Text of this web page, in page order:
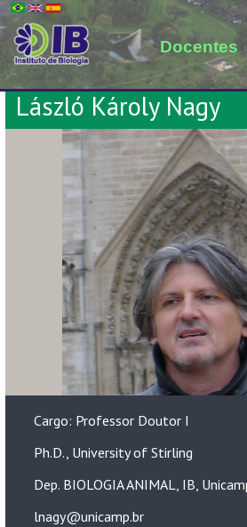
Docentes
László Károly Nagy
Cargo: Professor Doutor I
Ph.D., University of Stirling
Dep. BIOLOGIA ANIMAL, IB,
lnagy@unicamp.br